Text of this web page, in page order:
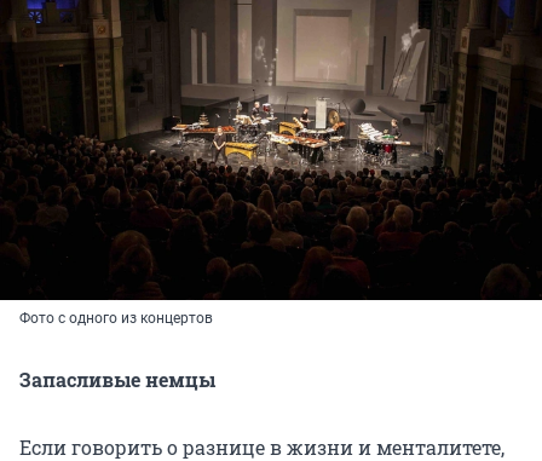
Фото с одного из концертов
Запасливые немцы
Если говорить о разнице в жизни и менталитете,